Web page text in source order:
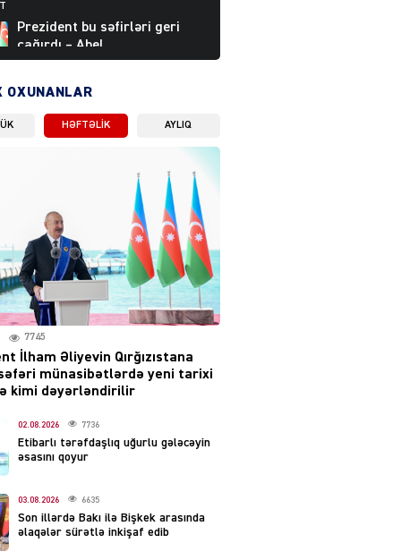
Prezident bu səfirləri geri
çağırdı – Abel
Məhərrəmovun oğlu da var
07.08.2026
5493
Rusiya-Ukrayna
münaqişəsinin həllində
irəliləyiş var – Tramp
07.08.2026 5504
Prezident 2 fərman
imzaladı
07.08.2026
“Tramp yolu”na HƏMLƏ –
REAKSİYA
OXUNANLAR
HƏFTƏLIK AYLIQ
7745
İlham Əliyevin Qırğızıstana
münasibətlərdə yeni tarixi
kimi dəyərləndirilir
02.08.2026 7736
Etibarlı tərəfdaşlıq uğurlu gələcəyin
əsasını qoyur
03.08.2026 6635
Son illərdə Bakı ilə Bişkek arasında
əlaqələr sürətlə inkişaf edib